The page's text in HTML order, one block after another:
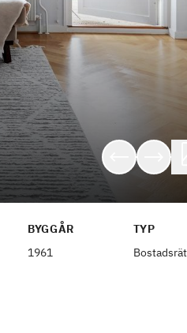
BYGGÅR
1961
TYP